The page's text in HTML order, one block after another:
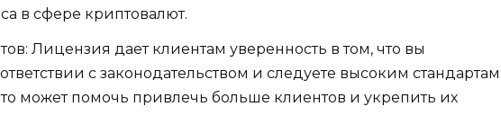
в сфере криптовалют.
Лицензия дает клиентам уверенность в том, что вы
с законодательством и следуете высоким стандартам
может помочь привлечь больше клиентов и укрепить их